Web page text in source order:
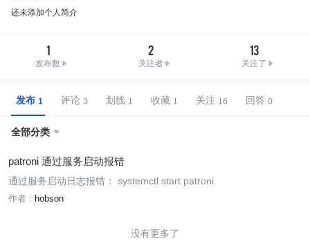
还未添加个人简介
1
发布数
2
关注者
13
关注了
发布 评论 划线 收藏 关注 回答
全部分类 
patroni 通过服务启动报错
通过服务启动日志报错： systemctl start patroni
作者 : hobson
没有更多了